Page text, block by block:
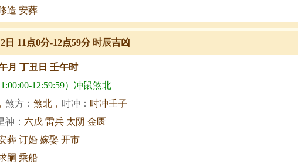
造 安葬
日 11点0分-12点59分 时辰吉凶
月 丁丑日 壬午时
12:59:59）冲鼠煞北
煞方： 煞北， 时冲： 时冲壬子
神： 六戊 雷兵 太阴 金匮
葬 订婚 嫁娶 开市
嗣 乘船